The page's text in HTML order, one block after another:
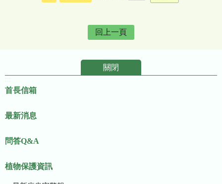
回上一頁
關閉
首長信箱
最新消息
問答Q&A
植物保護資訊